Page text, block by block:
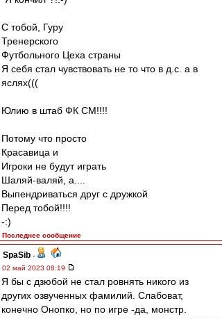
С тобой, Гуру
Тренерского
Футбольного Цеха страны
Я себя стал чувствовать не то что в д.с. а в
яслях(((
Юлию в штаб ФК СМ!!!!
Потому что просто
Красавица и
Игроки не будут играть
Шаляй-валяй, а....
Выпендриваться друг с дружкой
Перед тобой!!!!
-:)
Последнее сообщение
SpaSib -
02 май 2023 08:19
Я бы с дзюбой не стал ровнять никого из
других озвученных фамилий. Слабоват,
конечно Онопко, но по игре -да, монстр.